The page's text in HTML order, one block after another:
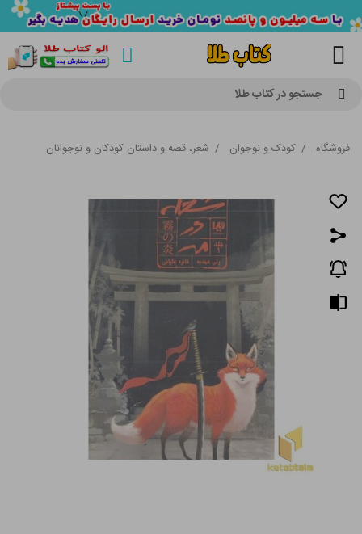
جستجو در کتاب طلا
فروشگاه / کودک و نوجوان / شعر، قصه و داستان کودکان و نوجوانان